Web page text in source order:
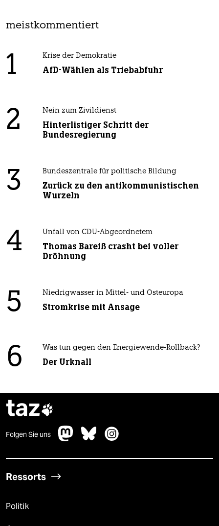
meistkommentiert
1 Krise der Demokratie
AfD-Wählen als Triebabfuhr
2 Nein zum Zivildienst
Hinterlistiger Schritt der
Bundesregierung
3 Bundeszentrale für politische Bildung
Zurück zu den antikommunistischen
Wurzeln
4 Unfall von CDU-Abgeordnetem
Thomas Bareiß crasht bei voller
Dröhnung
5 Niedrigwasser in Mittel- und Osteuropa
Stromkrise mit Ansage
6 Was tun gegen den Energiewende-Rollback?
Der Urknall
taz
Folgen Sie uns
Ressorts
Politik